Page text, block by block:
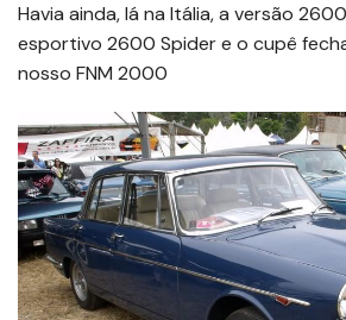
Havia ainda, lá na Itália, a versão
esportivo 2600 Spider e o cupê
nosso FNM 2000